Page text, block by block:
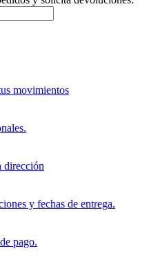
movimientos
dirección
y fechas de entrega.
pago.